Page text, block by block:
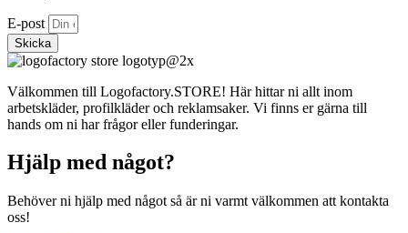
E-post
Skicka
Välkommen till Logofactory.STORE! Här hittar ni allt inom
arbetskläder, profilkläder och reklamsaker. Vi finns er gärna till
hands om ni har frågor eller funderingar.
Hjälp med något?
Behöver ni hjälp med något så är ni varmt välkommen att kontakta
oss!